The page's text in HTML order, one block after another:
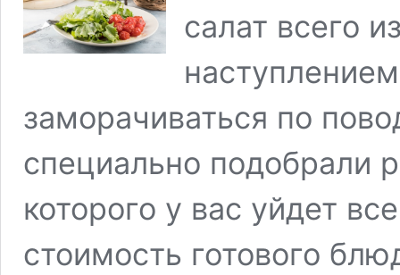
салат всего
заморачиваться по
специально подобрали
которого у вас уйдет
стоимость готового